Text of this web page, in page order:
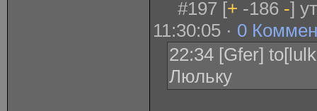
#197 [+ -186 -]
11:30:05 · 0
22:34 [Gfer]
Люльку